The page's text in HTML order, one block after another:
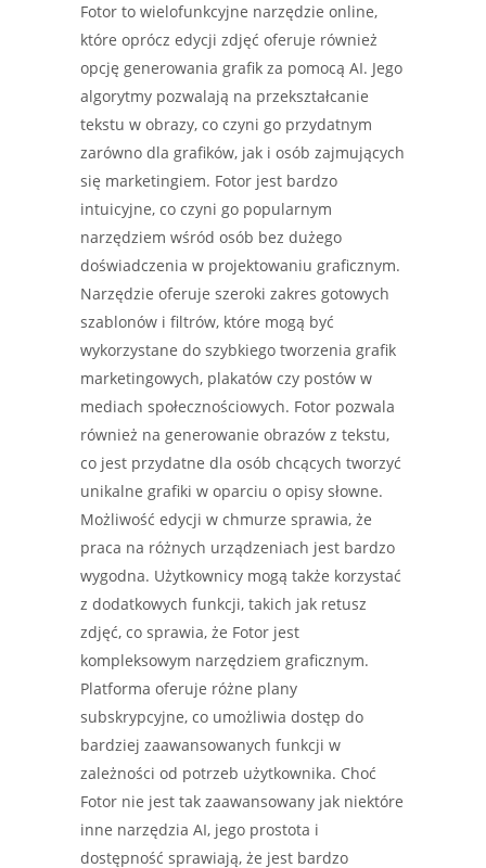
Fotor to wielofunkcyjne narzędzie online,
które oprócz edycji zdjęć oferuje również
opcję generowania grafik za pomocą AI. Jego
algorytmy pozwalają na przekształcanie
tekstu w obrazy, co czyni go przydatnym
zarówno dla grafików, jak i osób zajmujących
się marketingiem. Fotor jest bardzo
intuicyjne, co czyni go popularnym
narzędziem wśród osób bez dużego
doświadczenia w projektowaniu graficznym.
Narzędzie oferuje szeroki zakres gotowych
szablonów i filtrów, które mogą być
wykorzystane do szybkiego tworzenia grafik
marketingowych, plakatów czy postów w
mediach społecznościowych. Fotor pozwala
również na generowanie obrazów z tekstu,
co jest przydatne dla osób chcących tworzyć
unikalne grafiki w oparciu o opisy słowne.
Możliwość edycji w chmurze sprawia, że
praca na różnych urządzeniach jest bardzo
wygodna. Użytkownicy mogą także korzystać
z dodatkowych funkcji, takich jak retusz
zdjęć, co sprawia, że Fotor jest
kompleksowym narzędziem graficznym.
Platforma oferuje różne plany
subskrypcyjne, co umożliwia dostęp do
bardziej zaawansowanych funkcji w
zależności od potrzeb użytkownika. Choć
Fotor nie jest tak zaawansowany jak niektóre
inne narzędzia AI, jego prostota i
dostępność sprawiają, że jest bardzo